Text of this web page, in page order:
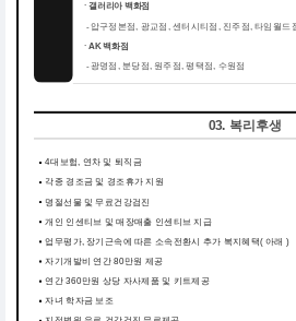
ㆍ갤러리아 백화점
-압구정본점, 광교점, 센터시티점, 진주점, 타임월드
ㆍAK 백화점
-광명점, 분당점, 원주점, 평택점, 수원점
03. 복리후생
4대보험, 연차 및 퇴직금
각종 경조금 및 경조휴가 지원
명절선물 및 무료건강검진
개인 인센티브 및 매장매출 인센티브 지급
업무평가, 장기근속에 따른 소속전환시 추가 복지혜택( 아래 )
자기개발비 연간 80만원 제공
연간 360만원 상당 자사제품 및 키트제공
자녀 학자금 보조